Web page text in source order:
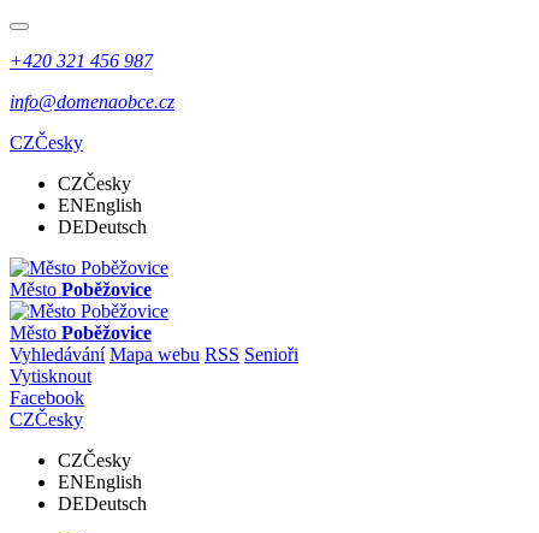
+420 321 456 987
info@domenaobce.cz
CZČesky
CZČesky
ENEnglish
DEDeutsch
Město Poběžovice
Město Poběžovice
Vyhledávání Mapa webu RSS Senioři
Vytisknout
Facebook
CZČesky
CZČesky
ENEnglish
DEDeutsch